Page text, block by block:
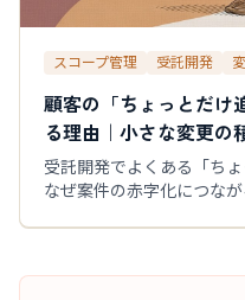
スコープ管理 受託開発
顧客の「ちょっとだけ
る理由｜小さな変更の
受託開発でよくある「ち
なぜ案件の赤字化につな